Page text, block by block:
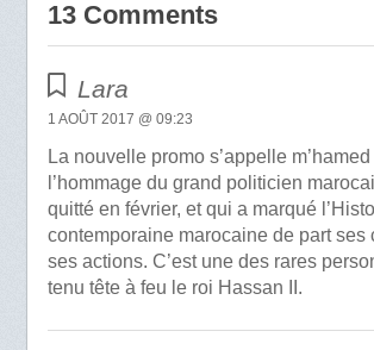
13 Comments
Lara
1 AOÛT 2017 @ 09:23
La nouvelle promo s’appelle
l’hommage du grand politicien
quitté en février, et qui a marqué
contemporaine marocaine de part ses
ses actions. C’est une des rares
tenu tête à feu le roi Hassan II.